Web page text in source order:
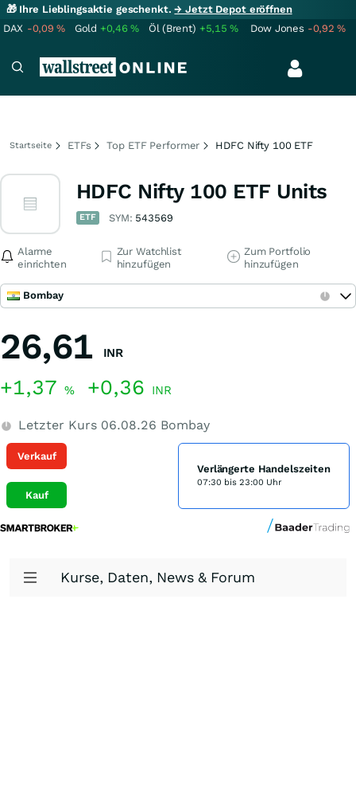
🎁 Ihre Lieblingsaktie geschenkt.→ Jetzt Depot eröffnen
DAX -0,09% Gold +0,46% Öl (Brent) +5,15% Dow Jones -0,92%
Startseite ETFs Top ETF Performer HDFC Nifty 100 ETF
HDFC Nifty 100 ETF Units
ETF SYM: 543569
Alarme
einrichten
Zur Watchlist
hinzufügen
Zum Portfolio
hinzufügen
Bombay
26,61 INR
+1,37 % +0,36 INR
Letzter Kurs 06.08.26 Bombay
Verkauf
Kauf
Verlängerte Handelszeiten
07:30 bis 23:00 Uhr
Kurse, Daten, News & Forum